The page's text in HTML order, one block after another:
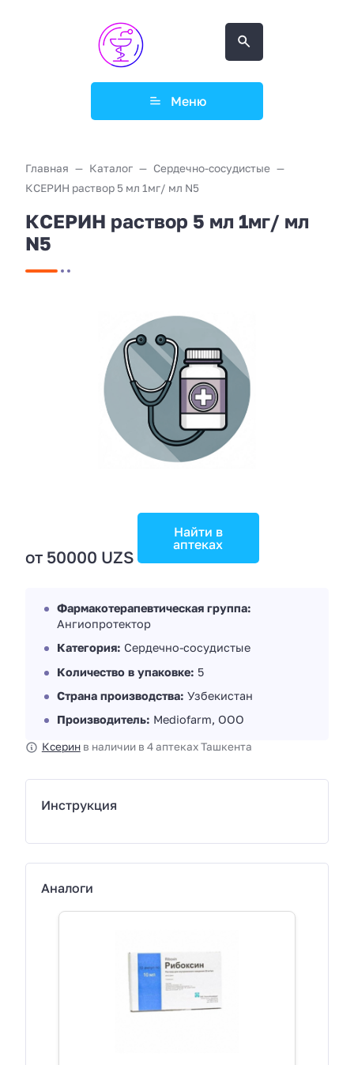
Меню
Главная Каталог
Сердечно-сосудистые
КСЕРИН раствор 5 мл 1мг/ мл N5
КСЕРИН раствор 5 мл 1мг/ мл
N5
от 50000 UZS
Найти в
аптеках
Фармакотерапевтическая группа:
Ангиопротектор
Категория: Сердечно-сосудистые
Количество в упаковке: 5
Страна производства: Узбекистан
Производитель: Mediofarm, OOO
Ксеринв наличии в 4 аптеках Ташкента
Инструкция
Аналоги